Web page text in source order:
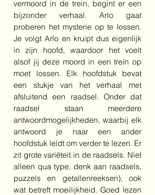
vermoord in de trein, begint er een
bijzonder verhaal. Arlo gaat
proberen het mysterie op te lossen.
Je volgt Arlo en kruipt dus eigenlijk
in zijn hoofd, waardoor het voelt
alsof jij deze moord in een trein op
moet lossen. Elk hoofdstuk bevat
een stukje van het verhaal met
afsluitend een raadsel. Onder dat
raadsel staan meerdere
antwoordmogelijkheden, waarbij elk
antwoord je naar een ander
hoofdstuk leidt om verder te lezen. Er
zit grote variëteit in de raadsels. Niet
alleen qua type, denk aan raadsels,
puzzels en getallenreeksen), ook
wat betreft moeilijkheid. Goed lezen